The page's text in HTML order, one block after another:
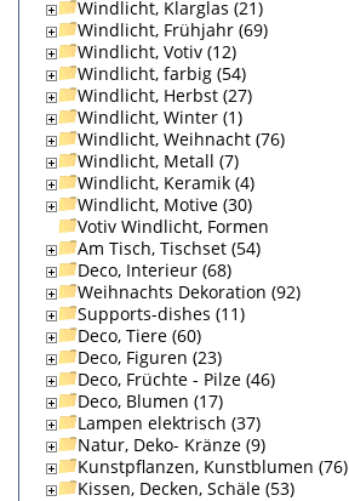
Windlicht, Klarglas (21)
Windlicht, Frühjahr (69)
Windlicht, Votiv (12)
Windlicht, farbig (54)
Windlicht, Herbst (27)
Windlicht, Winter (1)
Windlicht, Weihnacht (76)
Windlicht, Metall (7)
Windlicht, Keramik (4)
Windlicht, Motive (30)
Votiv Windlicht, Formen
Am Tisch, Tischset (54)
Deco, Interieur (68)
Weihnachts Dekoration (92)
Supports-dishes (11)
Deco, Tiere (60)
Deco, Figuren (23)
Deco, Früchte - Pilze (46)
Deco, Blumen (17)
Lampen elektrisch (37)
Natur, Deko- Kränze (9)
Kunstpflanzen, Kunstblumen (76)
Kissen, Decken, Schäle (53)